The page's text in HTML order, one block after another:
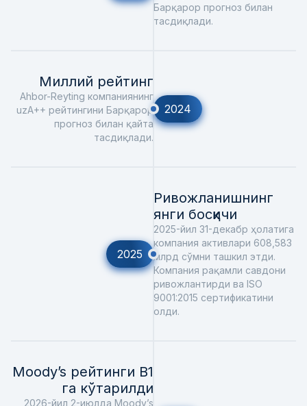
Барқарор прогноз билан
тасдиқлади.
2024
Миллий рейтинг
Ahbor-Reyting компаниянинг
uzA++ рейтингини Барқарор
прогноз билан қайта
тасдиқлади.
2025
Ривожланишнинг
янги босқичи
2025-йил 31-декабр ҳолатига
компания активлари 608,583
млрд сўмни ташкил этди.
Компания рақамли савдони
ривожлантирди ва ISO
9001:2015 сертификатини
олди.
Moody’s рейтинги B1
га кўтарилди
2026-йил 2-июлда Moody’s